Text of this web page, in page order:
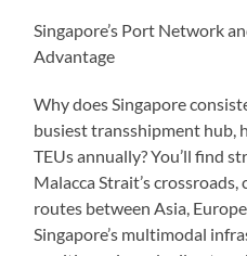
Singapore’s Port Network
Advantage
Why does Singapore
busiest transshipment hub,
TEUs annually? You’ll find
Malacca Strait’s
routes between Asia,
Singapore’s multimodal